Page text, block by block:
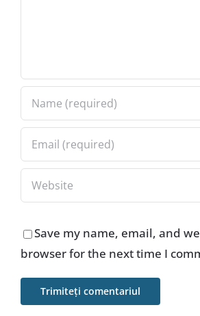
Save my name, email, and
browser for the next time I